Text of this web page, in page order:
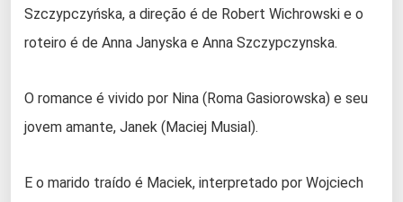
Szczypczyńska, a direção é de Robert Wichrowski e o
roteiro é de Anna Janyska e Anna Szczypczynska.
O romance é vivido por Nina (Roma Gasiorowska) e seu
jovem amante, Janek (Maciej Musial).
E o marido traído é Maciek, interpretado por Wojciech